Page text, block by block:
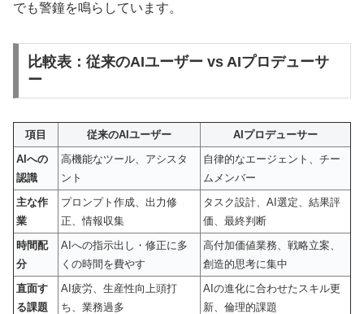
でも警鐘を鳴らしています。
比較表：従来のAIユーザー vs AIプロデューサ
ー
項目 従来のAIユーザー
AIプロデューサー
AIへの
認識
高機能なツール、アシスタ
ント
自律的なエージェント、チー
ムメンバー
主な作
業
プロンプト作成、出力修
正、情報収集
タスク設計、AI選定、結果評
価、最終判断
時間配
分
AIへの指示出し・修正に多
くの時間を費やす
高付加価値業務、戦略立案、
創造的思考に集中
直面す
る課題
AI疲労、生産性向上頭打
ち、業務過多
AIの進化に合わせたスキル更
新、倫理的課題